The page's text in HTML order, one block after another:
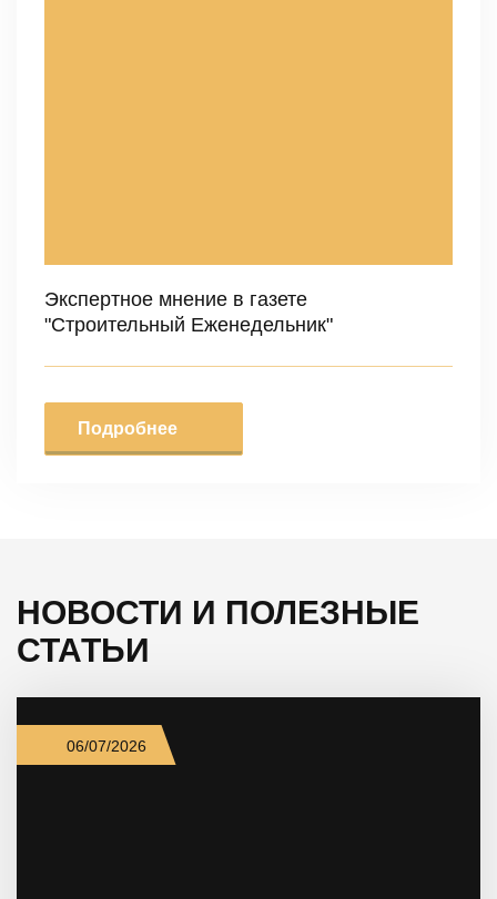
Экспертное мнение в газете
"Строительный Еженедельник"
Подробнее
НОВОСТИ И ПОЛЕЗНЫЕ
СТАТЬИ
06/07/2026